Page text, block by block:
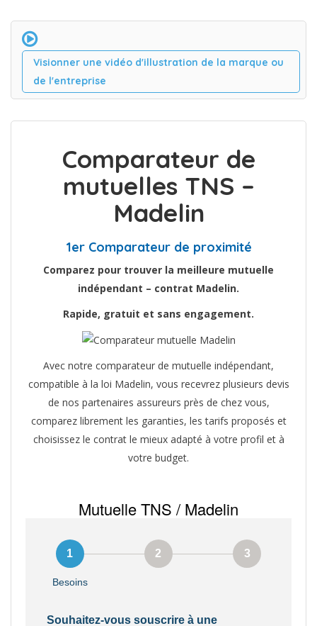
Visionner une vidéo d'illustration de la marque ou
de l'entreprise
Comparateur de
mutuelles TNS –
Madelin
1er Comparateur de proximité
Comparez pour trouver la meilleure mutuelle
indépendant – contrat Madelin.
Rapide, gratuit et sans engagement.
Avec notre comparateur de mutuelle indépendant,
compatible à la loi Madelin, vous recevrez plusieurs devis
de nos partenaires assureurs près de chez vous,
comparez librement les garanties, les tarifs proposés et
choisissez le contrat le mieux adapté à votre profil et à
votre budget.